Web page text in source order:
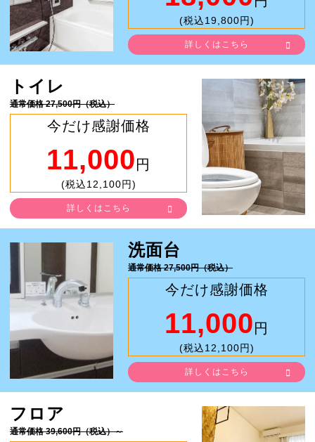
(税込19,800円)
詳しくはこちら
トイレ
通常価格 27,500円（税込）
今だけ感謝価格
11,000 円
(税込12,100円)
詳しくはこちら
洗面台
通常価格 27,500円（税込）
今だけ感謝価格
11,000 円
(税込12,100円)
詳しくはこちら
フロア
通常価格 39,600円（税込）～